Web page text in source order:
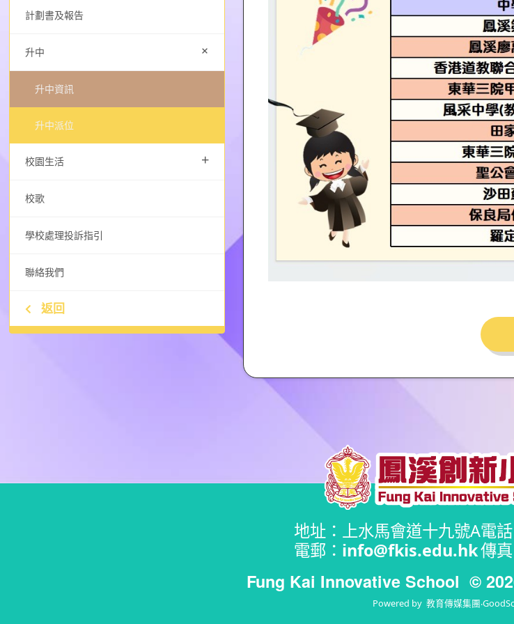
計劃書及報告
升中 +
升中資訊
升中派位
校園生活 +
校歌
學校處理投訴指引
聯絡我們
返回
地址：上水馬會道十九號A
電郵： info@fkis.edu.hk
電
傳
Fung Kai Innovative School ©
Powered by 教育傳媒集團‧